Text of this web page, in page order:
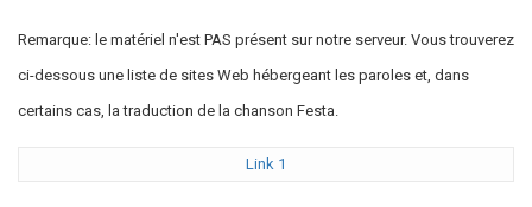
Remarque: le matériel n'est PAS présent sur notre serveur. Vous trouverez
ci-dessous une liste de sites Web hébergeant les paroles et, dans
certains cas, la traduction de la chanson Festa.
Link 1